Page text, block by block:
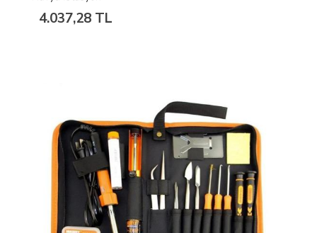
4.037,28 TL